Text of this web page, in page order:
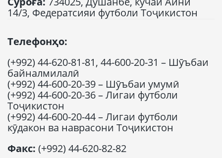
14/3, Федератсияи футболи Тоҷикистон
Телефонҳо:
(+992) 44-620-81-81, 44-600-20-31 – Шӯъбаи
байналмилалӣ
(+992) 44-600-20-39 – Шӯъбаи умумӣ
(+992) 44-600-20-36 – Лигаи футболи
Тоҷикистон
(+992) 44-600-20-44 – Лигаи футболи
кӯдакон ва наврасони Тоҷикистон
Факс: (+992) 44-620-82-82